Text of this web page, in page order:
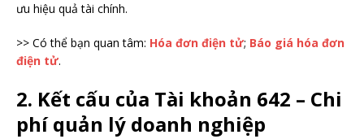
ưu hiệu quả tài chính.
>> Có thể bạn quan tâm: Hóa đơn điện tử; Báo giá hóa đơn
điện tử.
2. Kết cấu của Tài khoản 642 – Chi
phí quản lý doanh nghiệp